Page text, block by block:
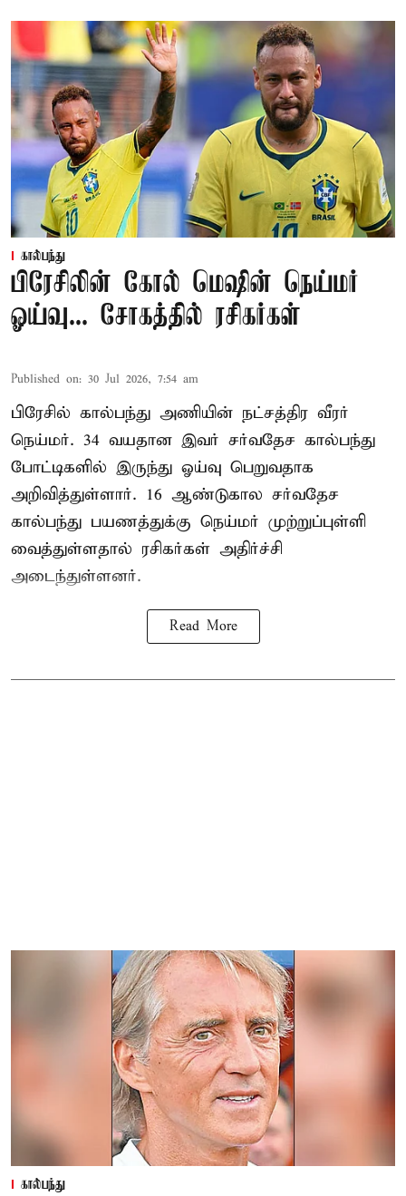
கால்பந்து
பிரேசிலின் கோல் மெஷின் நெய்மர்
ஓய்வு... சோகத்தில் ரசிகர்கள்
Published on: 30 Jul 2026, 7:54 am
பிரேசில் கால்பந்து அணியின் நட்சத்திர வீரர்
நெய்மர். 34 வயதான இவர் சர்வதேச கால்பந்து
போட்டிகளில் இருந்து ஓய்வு பெறுவதாக
அறிவித்துள்ளார். 16 ஆண்டுகால சர்வதேச
கால்பந்து பயணத்துக்கு நெய்மர் முற்றுப்புள்ளி
வைத்துள்ளதால் ரசிகர்கள் அதிர்ச்சி
அடைந்துள்ளனர்.
Read More
கால்பந்து